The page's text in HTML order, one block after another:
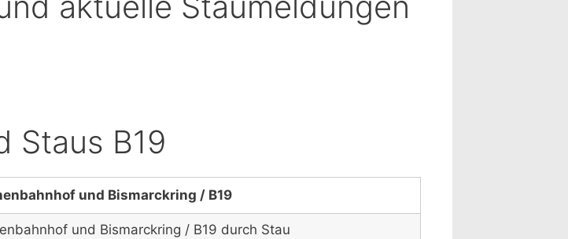
Staus B19
und Bismarckring / B19
und Bismarckring / B19 durch Stau